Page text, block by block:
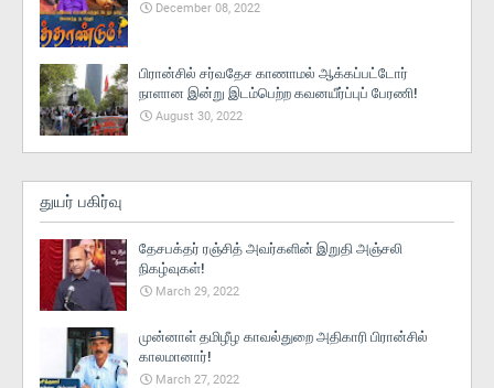
December 08, 2022
பிரான்சில் சர்வதேச காணாமல் ஆக்கப்பட்டோர்
நாளான இன்று இடம்பெற்ற கவனயீர்ப்புப் பேரணி!
August 30, 2022
துயர் பகிர்வு
தேசபக்தர் ரஞ்சித் அவர்களின் இறுதி அஞ்சலி
நிகழ்வுகள்!
March 29, 2022
முன்னாள் தமிழீழ காவல்துறை அதிகாரி பிரான்சில்
காலமானார்!
March 27, 2022